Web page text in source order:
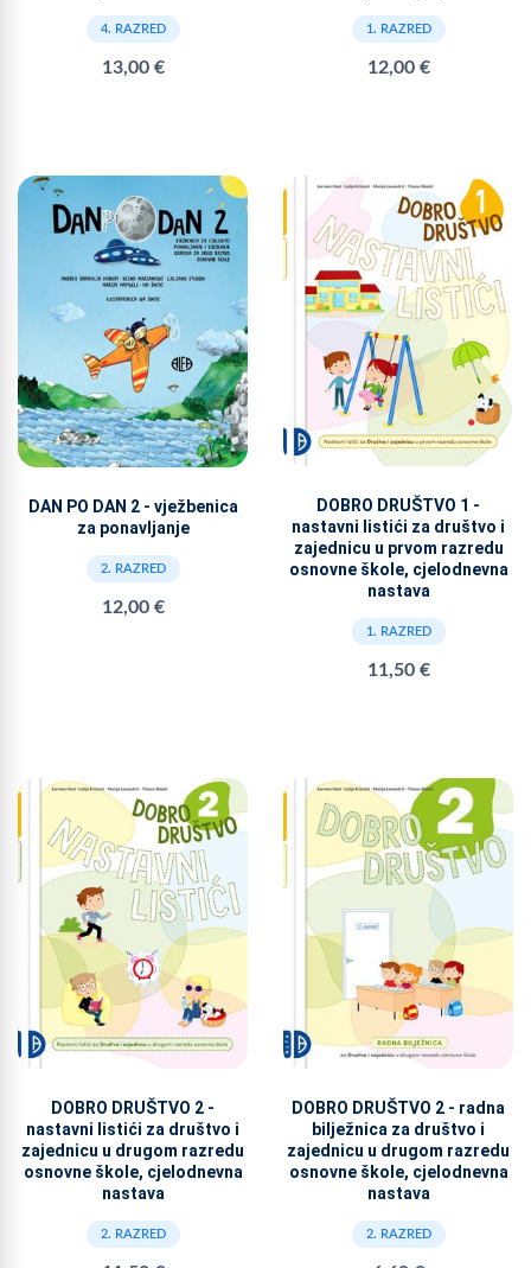
4. RAZRED
13,00 €
1. RAZRED
12,00 €
DAN PO DAN 2 - vježbenica
za ponavljanje
2. RAZRED
12,00 €
DOBRO DRUŠTVO 1 -
nastavni listići za društvo i
zajednicu u prvom razredu
osnovne škole, cjelodnevna
nastava
1. RAZRED
11,50 €
DOBRO DRUŠTVO 2 -
nastavni listići za društvo i
zajednicu u drugom razredu
osnovne škole, cjelodnevna
nastava
2. RAZRED
DOBRO DRUŠTVO 2 - radna
bilježnica za društvo i
zajednicu u drugom razredu
osnovne škole, cjelodnevna
nastava
2. RAZRED